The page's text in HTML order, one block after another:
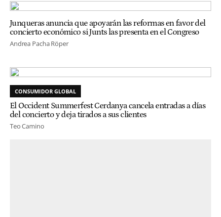
Junqueras anuncia que apoyarán las reformas en favor del
concierto económico si Junts las presenta en el Congreso
Andrea Pacha Röper
CONSUMIDOR GLOBAL
El Occident Summerfest Cerdanya cancela entradas a días
del concierto y deja tirados a sus clientes
Teo Camino